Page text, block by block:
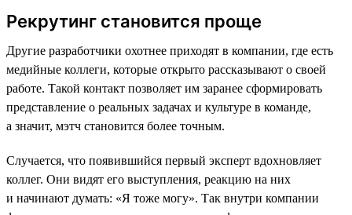
Рекрутинг становится проще
Другие разработчики охотнее приходят в компании, где есть
медийные коллеги, которые открыто рассказывают о своей
работе. Такой контакт позволяет им заранее сформировать
представление о реальных задачах и культуре в команде,
а значит, мэтч становится более точным.
Случается, что появившийся первый эксперт вдохновляет
коллег. Они видят его выступления, реакцию на них
и начинают думать: «Я тоже могу». Так внутри компании